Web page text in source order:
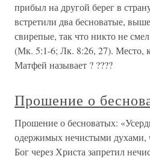
прибыл на другой берег в
встретили два бесноватые,
свирепые, так что никто не
(Мк. 5:1-6; Лк. 8:26, 27). Место,
Матфей называет ? ????
Прошение о
Прошение о бесноватых:
одержимых нечистыми духами,
Бог через Христа запретил